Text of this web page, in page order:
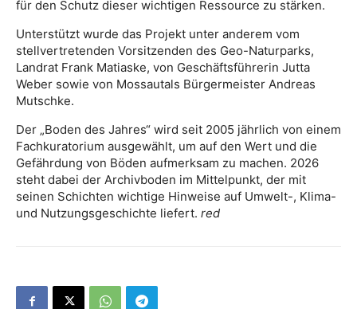
für den Schutz dieser wichtigen Ressource zu stärken.
Unterstützt wurde das Projekt unter anderem vom
stellvertretenden Vorsitzenden des Geo-Naturparks,
Landrat Frank Matiaske, von Geschäftsführerin Jutta
Weber sowie von Mossautals Bürgermeister Andreas
Mutschke.
Der „Boden des Jahres“ wird seit 2005 jährlich von einem
Fachkuratorium ausgewählt, um auf den Wert und die
Gefährdung von Böden aufmerksam zu machen. 2026
steht dabei der Archivboden im Mittelpunkt, der mit
seinen Schichten wichtige Hinweise auf Umwelt-, Klima-
und Nutzungsgeschichte liefert. red